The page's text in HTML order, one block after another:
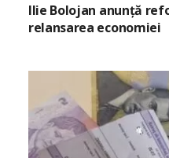
Ilie Bolojan anunță
relansarea economiei